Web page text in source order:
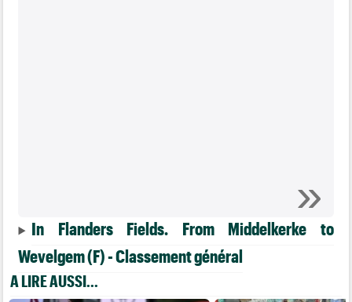
In Flanders Fields. From Middelkerke to
Wevelgem (F) - Classement général
A LIRE AUSSI...